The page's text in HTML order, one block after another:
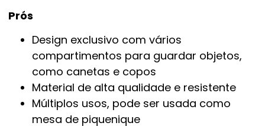
Prós
Design exclusivo com vários
compartimentos para guardar objetos,
como canetas e copos
Material de alta qualidade e resistente
Múltiplos usos, pode ser usada como
mesa de piquenique